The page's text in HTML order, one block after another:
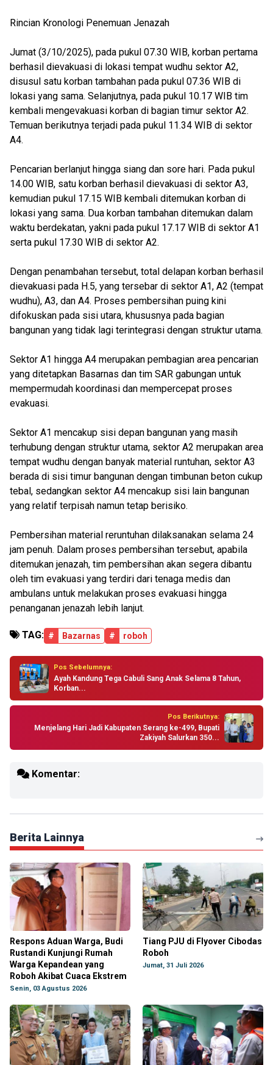
Rincian Kronologi Penemuan Jenazah
Jumat (3/10/2025), pada pukul 07.30 WIB, korban pertama
berhasil dievakuasi di lokasi tempat wudhu sektor A2,
disusul satu korban tambahan pada pukul 07.36 WIB di
lokasi yang sama. Selanjutnya, pada pukul 10.17 WIB tim
kembali mengevakuasi korban di bagian timur sektor A2.
Temuan berikutnya terjadi pada pukul 11.34 WIB di sektor
A4.
Pencarian berlanjut hingga siang dan sore hari. Pada pukul
14.00 WIB, satu korban berhasil dievakuasi di sektor A3,
kemudian pukul 17.15 WIB kembali ditemukan korban di
lokasi yang sama. Dua korban tambahan ditemukan dalam
waktu berdekatan, yakni pada pukul 17.17 WIB di sektor A1
serta pukul 17.30 WIB di sektor A2.
Dengan penambahan tersebut, total delapan korban berhasil
dievakuasi pada H.5, yang tersebar di sektor A1, A2 (tempat
wudhu), A3, dan A4. Proses pembersihan puing kini
difokuskan pada sisi utara, khususnya pada bagian
bangunan yang tidak lagi terintegrasi dengan struktur utama.
Sektor A1 hingga A4 merupakan pembagian area pencarian
yang ditetapkan Basarnas dan tim SAR gabungan untuk
mempermudah koordinasi dan mempercepat proses
evakuasi.
Sektor A1 mencakup sisi depan bangunan yang masih
terhubung dengan struktur utama, sektor A2 merupakan area
tempat wudhu dengan banyak material runtuhan, sektor A3
berada di sisi timur bangunan dengan timbunan beton cukup
tebal, sedangkan sektor A4 mencakup sisi lain bangunan
yang relatif terpisah namun tetap berisiko.
Pembersihan material reruntuhan dilaksanakan selama 24
jam penuh. Dalam proses pembersihan tersebut, apabila
ditemukan jenazah, tim pembersihan akan segera dibantu
oleh tim evakuasi yang terdiri dari tenaga medis dan
ambulans untuk melakukan proses evakuasi hingga
penanganan jenazah lebih lanjut.
TAG: # Bazarnas # roboh
Pos Sebelumnya:
Ayah Kandung Tega Cabuli Sang Anak Selama 8 Tahun,
Korban...
Pos Berikutnya:
Menjelang Hari Jadi Kabupaten Serang ke-499, Bupati
Zakiyah Salurkan 350...
Komentar:
Berita Lainnya
Respons Aduan Warga, Budi
Rustandi Kunjungi Rumah
Warga Kepandean yang
Roboh Akibat Cuaca Ekstrem
Senin, 03 Agustus 2026
Tiang PJU di Flyover Cibodas
Roboh
Jumat, 31 Juli 2026